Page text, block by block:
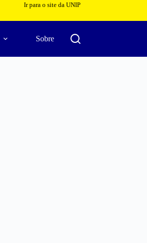
Ir para o site da UNIP
Sobre